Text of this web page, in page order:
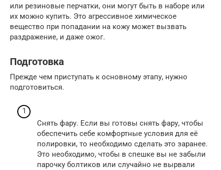
или резиновые перчатки, они могут быть в наборе или
их можно купить. Это агрессивное химическое
вещество при попадании на кожу может вызвать
раздражение, и даже ожог.
Подготовка
Прежде чем приступать к основному этапу, нужно
подготовиться.
Снять фару. Если вы готовы снять фару, чтобы
обеспечить себе комфортные условия для её
полировки, то необходимо сделать это заранее.
Это необходимо, чтобы в спешке вы не забыли
парочку болтиков или случайно не вырвали